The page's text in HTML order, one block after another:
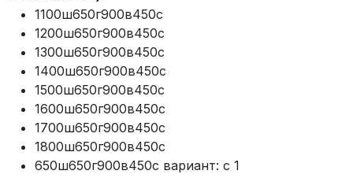
1100ш650г900в450с
1200ш650г900в450с
1300ш650г900в450с
1400ш650г900в450с
1500ш650г900в450с
1600ш650г900в450с
1700ш650г900в450с
1800ш650г900в450с
650ш650г900в450с вариант: с 1